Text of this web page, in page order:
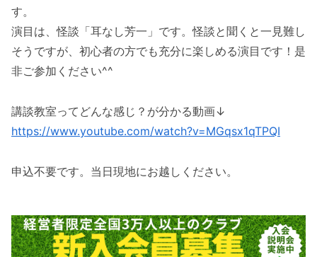
す。
演目は、怪談「耳なし芳一」です。怪談と聞くと一見難し
そうですが、初心者の方でも充分に楽しめる演目です！是
非ご参加ください^^
講談教室ってどんな感じ？が分かる動画↓
https://www.youtube.com/watch?v=MGqsx1qTPQI
申込不要です。当日現地にお越しください。